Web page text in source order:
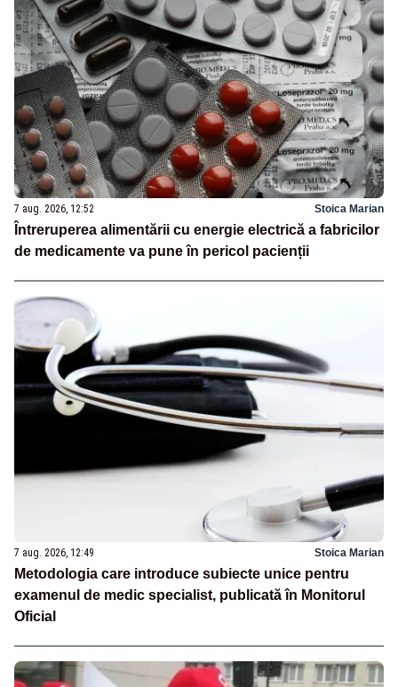
7 aug. 2026, 12:52 Stoica Marian
Întreruperea alimentării cu energie electrică a fabricilor
de medicamente va pune în pericol pacienții
7 aug. 2026, 12:49 Stoica Marian
Metodologia care introduce subiecte unice pentru
examenul de medic specialist, publicată în Monitorul
Oficial